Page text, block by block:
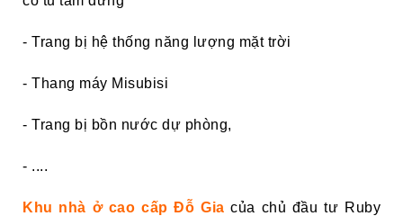
- Trang bị hệ thống năng lượng mặt trời
- Thang máy Misubisi
- Trang bị bồn nước dự phòng,
- ....
Khu nhà ở cao cấp Đỗ Giacủa chủ đầu tư Ruby